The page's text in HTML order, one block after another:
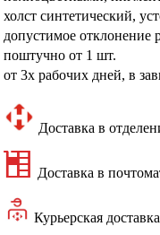
холст синтетический,
допустимое отклонение
поштучно от 1 шт.
от 3х рабочих дней, в
Доставка в
Доставка в
Курьерская